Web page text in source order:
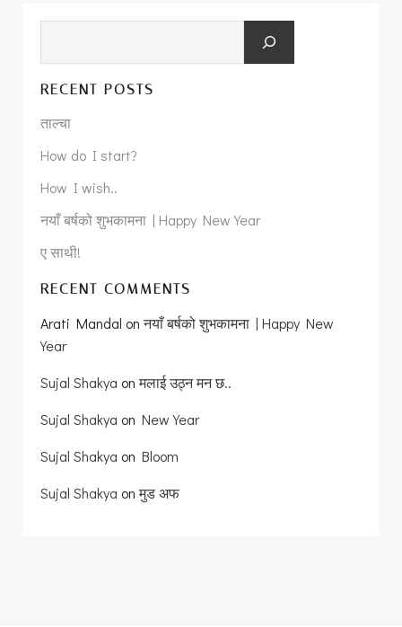
RECENT POSTS
ताल्चा
How do I start?
How I wish..
नयाँ बर्षको शुभकामना | Happy New Year
ए साथी!
RECENT COMMENTS
Arati Mandal onनयाँ बर्षको शुभकामना | Happy New
Year
Sujal Shakya onमलाई उठ्न मन छ..
Sujal Shakya on New Year
Sujal Shakya on Bloom
Sujal Shakya onमुड अफ